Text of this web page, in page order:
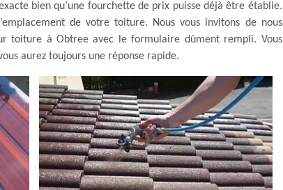
bien qu’une fourchette de prix puisse déjà être établie.
de votre toiture. Nous vous invitons de nous
toiture à Obtree avec le formulaire dûment rempli. Vous
aurez toujours une réponse rapide.